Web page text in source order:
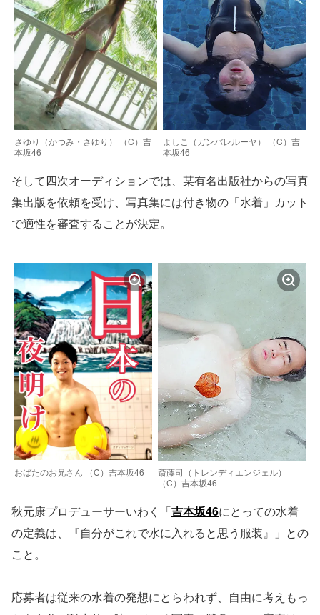
さゆり（かつみ・さゆり） （C）吉
本坂46
よしこ（ガンバレルーヤ） （C）吉
本坂46
そして四次オーディションでは、某有名出版社からの写真
集出版を依頼を受け、写真集には付き物の「水着」カット
で適性を審査することが決定。
おばたのお兄さん （C）吉本坂46
斎藤司（トレンディエンジェル）
（C）吉本坂46
秋元康プロデューサーいわく「吉本坂46にとっての水着
の定義は、『自分がこれで水に入れると思う服装』」との
こと。
応募者は従来の水着の発想にとらわれず、自由に考えもっ